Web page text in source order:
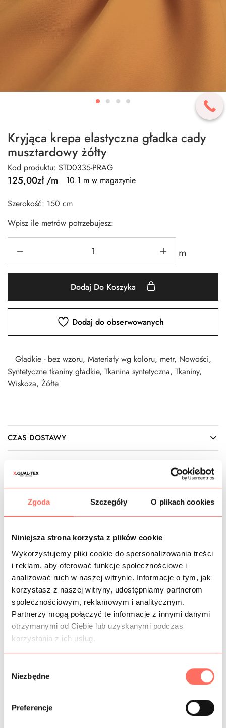
Zgoda Szczegóły O plikach cookies
Niniejsza strona korzysta z plików cookie
Wykorzystujemy pliki cookie do spersonalizowania treści
i reklam, aby oferować funkcje społecznościowe i
analizować ruch w naszej witrynie. Informacje o tym, jak
korzystasz z naszej witryny, udostępniamy partnerom
społecznościowym, reklamowym i analitycznym.
Partnerzy mogą połączyć te informacje z innymi danymi
otrzymanymi od Ciebie lub uzyskanymi podczas
korzystania z ich usług.
Niezbędne
Preferencje
Kryjąca krepa elastyczna gładka cady
musztardowy żółty
Kod produktu: STD0335-PRAG
125,00zł/m
10.1 m w magazynie
Szerokość: 150 cm
Wpisz ile metrów potrzebujesz:
m
Dodaj Do Koszyka
Dodaj do obserwowanych
Gładkie - bez wzoru, Materiały wg koloru, metr, Nowości,
Syntetyczne tkaniny gładkie, Tkanina syntetyczna, Tkaniny,
Wiskoza, Żółte
CZAS DOSTAWY
OPIS
elastanu, dzięki któremu rozciąga się, dając tym samym
swobodę ruchów. Kolor musztardowy żółty.
Cechy:tkanina niegniotliwa, nieprzezierna, kryje 100%,nie
wymaga podszewki. Jest elastyczna, rozciąga się w
szerokości i na skosach. Posiada piękny matowy finisz, na
gotowych kreacjach prezentuje się bardzo elegancko.
Ten jednolitymateriał cadyto idealnatkanina na sukienkę
wizytową, koktajlową, inne sukienki okazjonalne, jak też
casualowe, garsonki, żakiety, spodniumy, bluzki, spódnice,
spodnie itp. To również doskonały
damski
, który dzięki odporności na zagniecenia zawsze
będzie wyglądał schludnie.
w naszym sklepie,
jest wysokiej klasy, co zapewnia zachowanie właściwości